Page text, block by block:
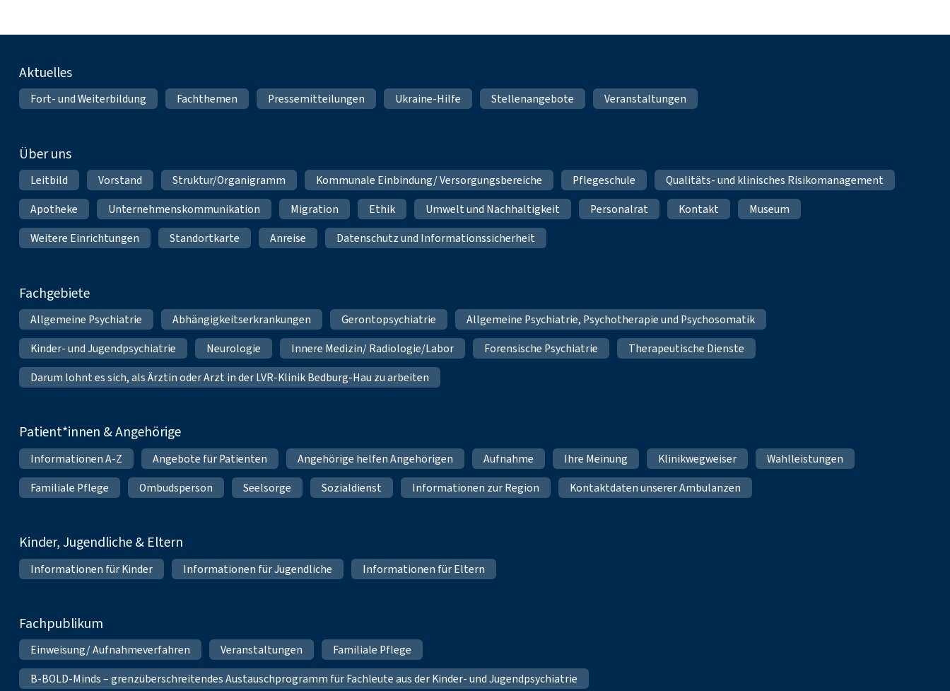
Fußnavigation
Aktuelles
Fort- und Weiterbildung Fachthemen Pressemitteilungen Ukraine-Hilfe Stellenangebote Veranstaltungen
Über uns
Leitbild Vorstand Struktur/Organigramm Kommunale Einbindung/ Versorgungsbereiche Pflegeschule
Qualitäts- und klinisches Risikomanagement
Apotheke
Unternehmenskommunikation Migration Ethik Umwelt und Nachhaltigkeit Personalrat Kontakt
Museum
Weitere Einrichtungen
Standortkarte Anreise Datenschutz und Informationssicherheit
Fachgebiete
Allgemeine Psychiatrie Abhängigkeitserkrankungen Gerontopsychiatrie
Allgemeine Psychiatrie, Psychotherapie und Psychosomatik
Kinder- und Jugendpsychiatrie
Neurologie Innere Medizin/ Radiologie/Labor Forensische Psychiatrie
Therapeutische Dienste
Darum lohnt es sich, als Ärztin oder Arzt in der LVR-Klinik Bedburg-Hau zu arbeiten
Patient*innen & Angehörige
Informationen A-Z Angebote für Patienten Angehörige helfen Angehörigen Aufnahme Ihre Meinung Klinikwegweiser
Wahlleistungen
Familiale Pflege
Ombudsperson Seelsorge Sozialdienst Informationen zur Region Kontaktdaten unserer Ambulanzen
Kinder, Jugendliche & Eltern
Informationen für Kinder Informationen für Jugendliche Informationen für Eltern
Fachpublikum
Einweisung/ Aufnahmeverfahren Veranstaltungen
Familiale Pflege
B-BOLD-Minds – grenzüberschreitendes Austauschprogramm für Fachleute aus der Kinder- und Jugendpsychiatrie